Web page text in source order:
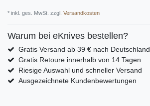
* inkl. ges. MwSt. zzgl. Versandkosten
Warum bei eKnives bestellen?
Gratis Versand ab 39 € nach Deutschland
Gratis Retoure innerhalb von 14 Tagen
Riesige Auswahl und schneller Versand
Ausgezeichnete Kundenbewertungen